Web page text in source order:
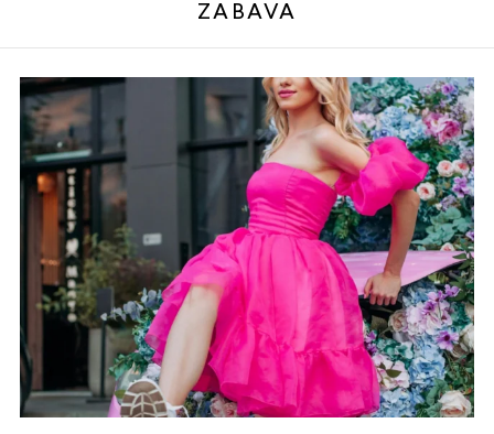
ZABAVA